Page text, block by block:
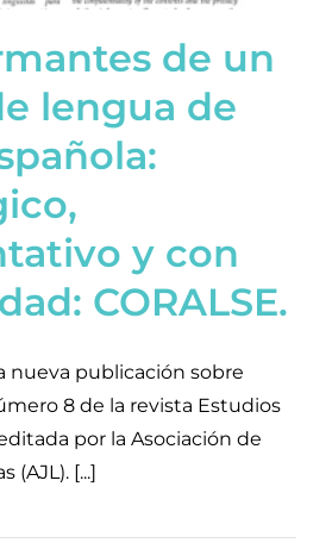
de un
lengua de
y con
CORALSE.
nueva publicación sobre
8 de la revista Estudios
por la Asociación de
(AJL). [...]